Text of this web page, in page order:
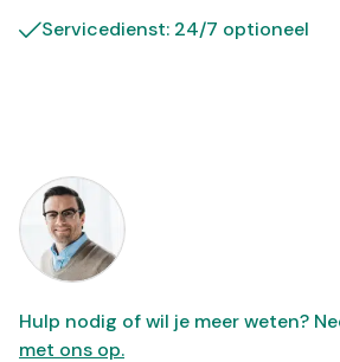
Servicedienst: 24/7 optioneel
Hulp nodig of wil je meer weten?
met ons op.